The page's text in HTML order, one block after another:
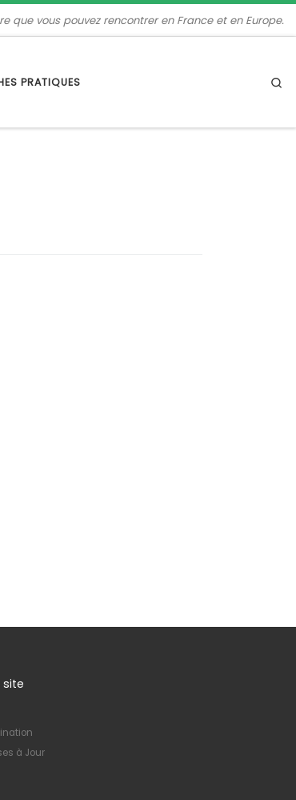
vous pouvez rencontrer en France et en Europe.
PRATIQUES
site
à Jour